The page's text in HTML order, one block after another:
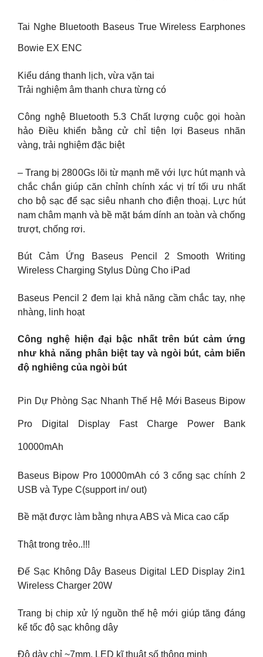
Tai Nghe Bluetooth Baseus True Wireless Earphones
Bowie EX ENC
Kiểu dáng thanh lịch, vừa vặn tai
Trải nghiệm âm thanh chưa từng có
Công nghệ Bluetooth 5.3 Chất lượng cuộc gọi hoàn
hảo Điều khiển bằng cử chỉ tiện lợi Baseus nhãn
vàng, trải nghiệm đặc biệt
– Trang bị 2800Gs lõi từ mạnh mẽ với lực hút mạnh và
chắc chắn giúp căn chỉnh chính xác vị trí tối ưu nhất
cho bộ sạc để sạc siêu nhanh cho điện thoạị. Lực hút
nam châm mạnh và bề mặt bám dính an toàn và chống
trượt, chống rơi.
Bút Cảm Ứng Baseus Pencil 2 Smooth Writing
Wireless Charging Stylus Dùng Cho iPad
Baseus Pencil 2 đem lại khả năng cầm chắc tay, nhẹ
nhàng, linh hoạt
Công nghệ hiện đại bậc nhất trên bút cảm ứng
như khả năng phân biệt tay và ngòi bút, cảm biến
độ nghiêng của ngòi bút
Pin Dự Phòng Sạc Nhanh Thế Hệ Mới Baseus Bipow
Pro Digital Display Fast Charge Power Bank
10000mAh
Baseus Bipow Pro 10000mAh có 3 cổng sạc chính 2
USB và Type C(support in/ out)
Bề mặt được làm bằng nhựa ABS và Mica cao cấp
Thật trong trẻo..!!!
Đế Sạc Không Dây Baseus Digital LED Display 2in1
Wireless Charger 20W
Trang bị chip xử lý nguồn thế hệ mới giúp tăng đáng
kể tốc độ sạc không dây
Độ dày chỉ ~7mm, LED kĩ thuật số thông minh